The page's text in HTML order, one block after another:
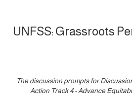
UNFSS: Grassroots
The discussion prompts for
Action Track 4 - Advance